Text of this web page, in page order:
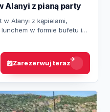
Alanyi z pianą party
w Alanyi z kąpielami,
w formie bufetu i
Zarezerwuj teraz